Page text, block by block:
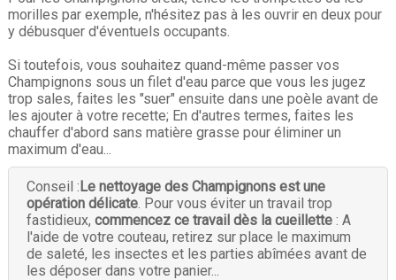
morilles par exemple, n'hésitez pas à les ouvrir en deux pour
y débusquer d'éventuels occupants.
Si toutefois, vous souhaitez quand-même passer vos
Champignons sous un filet d'eau parce que vous les jugez
trop sales, faites les "suer" ensuite dans une poèle avant de
les ajouter à votre recette; En d'autres termes, faites les
chauffer d'abord sans matière grasse pour éliminer un
maximum d'eau...
Conseil :Le nettoyage des Champignons est une
opération délicate. Pour vous éviter un travail trop
fastidieux, commencez ce travail dès la cueillette: A
l'aide de votre couteau, retirez sur place le maximum
de saleté, les insectes et les parties abîmées avant de
les déposer dans votre panier...